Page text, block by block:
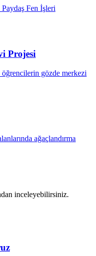
Fen İşleri
Projesi
öğrencilerin gözde merkezi
ağaçlandırma
inceleyebilirsiniz.